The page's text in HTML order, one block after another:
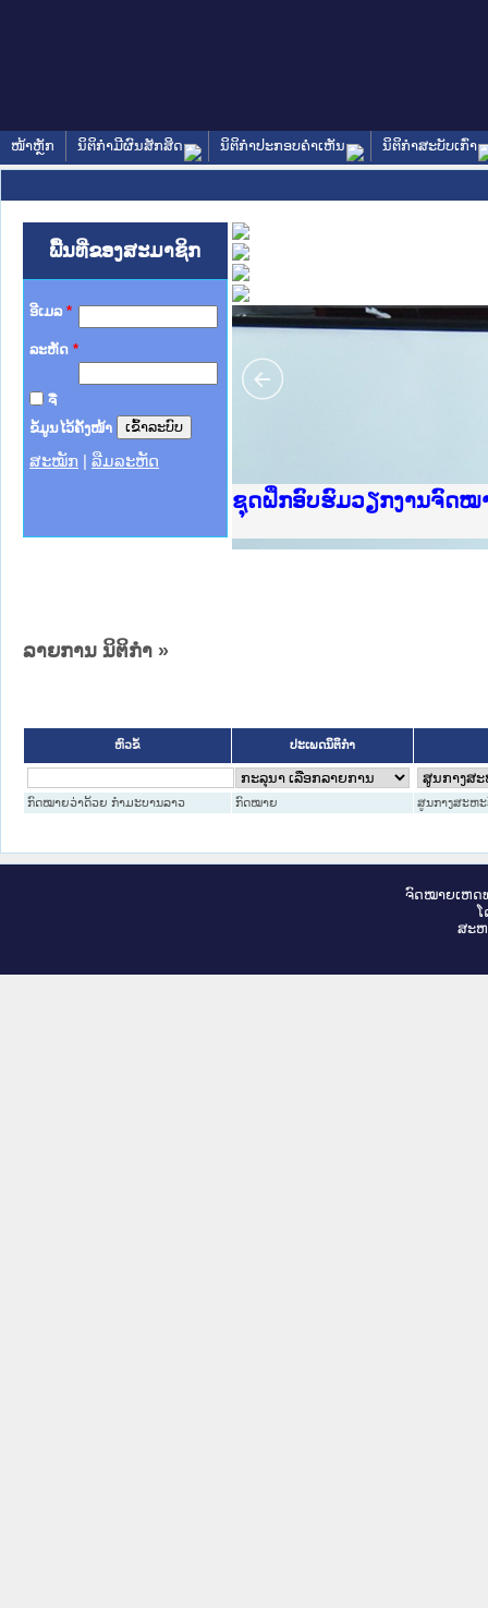
ໜ້າຫຼັກ ນິຕິກໍາມີຜົນສັກສິດ ນິຕິກໍາປະກອບຄໍາເຫັນ ນິຕິກໍາສະບັບເກົ່າ
ພື້ນທີ່ຂອງສະມາຊິກ
ອີເມລ *
ລະຫັດ *
ຈື່
ຂໍ້ມູນໄວ້ຄັ້ງໜ້າ
ສະໝັກ ລືມລະຫັດ
Ministry of Justice Lao
ເຜີຍແຜ່ວັບໄຊຈົດໝາຍເຫດ
ກະຊວງຍຸຕິທຳ
ຊຸດຝຶກອົບຮົມວຽກງານຈົດໝ
ກອງປະຊຸມທົບທວນຄືນການ
ຝຶກອົບຮົມ ຜູ່ປະສານງານວຽ
ຝຶກອົບຮົມ ຜູ່ປະສານງານວຽ
ເຜີຍແຜ່ແອັບກົດໝາຍລາວ
ເຜີຍແຜ່ແອັບກົດໝາຍລາວ ແ
ຍົກລະດັບວຽກງານຈົດໝາຍ
ຊຸດຝຶກອົບຮົມວຽກງານຈົດໝ
ລາຍການ ນິຕິກໍາ »
ຫົວຂໍ້ ປະເພດນິຕິກຳ
ກົດໝາຍວ່າດ້ວຍ ກຳມະບານລາວ ກົດໝາຍ ສູນກາງສະຫ
ຈົດ​ໝາຍ​ເຫດ​
ສະ​ຫ